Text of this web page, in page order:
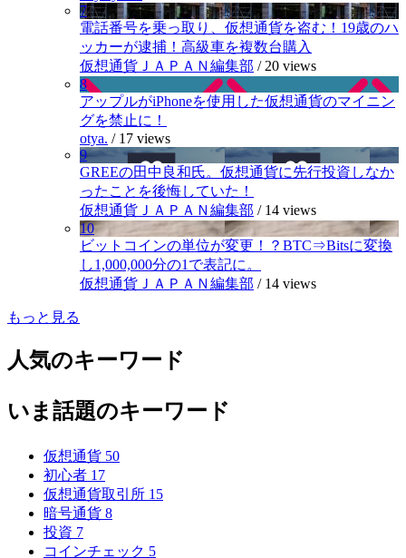
7
電話番号を乗っ取り、仮想通貨を盗む！19歳のハ
ッカーが逮捕！高級車を複数台購入
仮想通貨ＪＡＰＡＮ編集部 / 20 views
8
アップルがiPhoneを使用した仮想通貨のマイニン
グを禁止に！
otya. / 17 views
9
GREEの田中良和氏。仮想通貨に先行投資しなか
ったことを後悔していた！
仮想通貨ＪＡＰＡＮ編集部 / 14 views
10
ビットコインの単位が変更！？BTC⇒Bitsに変換
し1,000,000分の1で表記に。
仮想通貨ＪＡＰＡＮ編集部 / 14 views
もっと見る
人気のキーワード
いま話題のキーワード
仮想通貨 50
初心者 17
仮想通貨取引所 15
暗号通貨 8
投資 7
コインチェック 5